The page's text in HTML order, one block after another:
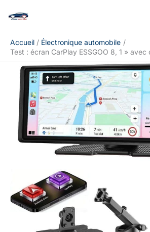
Accueil
Électronique automobile
Test : écran CarPlay ESSGOO 8, 1 »